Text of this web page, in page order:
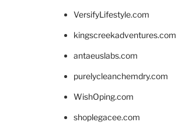
VersifyLifestyle.com
kingscreekadventures.com
antaeuslabs.com
purelycleanchemdry.com
WishOping.com
shoplegacee.com